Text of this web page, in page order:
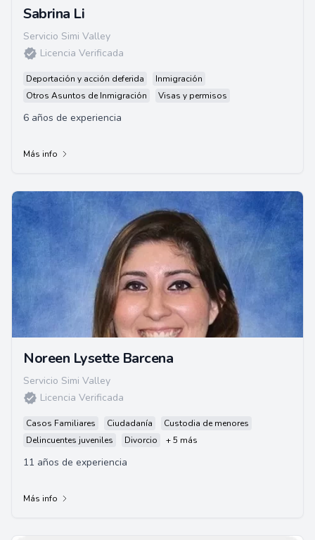
Sabrina Li
Servicio Simi Valley
Licencia Verificada
Deportación y acción deferida
Inmigración
Otros Asuntos de Inmigración
Visas y permisos
6 años de experiencia
Más info
Noreen Lysette Barcena
Servicio Simi Valley
Licencia Verificada
Casos Familiares Ciudadanía
Custodia de menores
Delincuentes juveniles
Divorcio + 5 más
11 años de experiencia
Más info